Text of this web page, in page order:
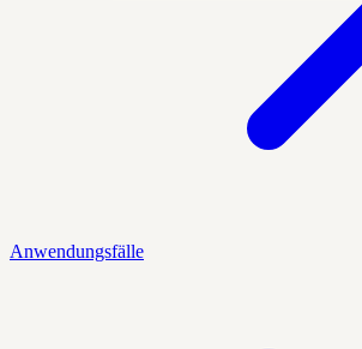
Anwendungsfälle